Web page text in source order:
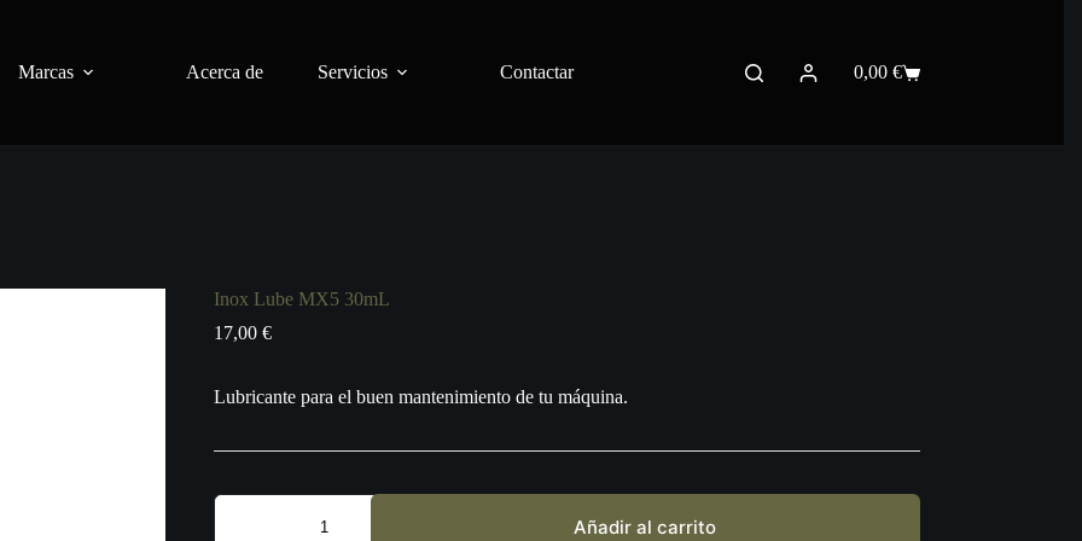
Marcas Acerca de Servicios Contactar
Carro
0,00 €
Inox Lube MX5 30mL
17,00 €
Lubricante para el buen mantenimiento de tu máquina.
Inox
Añadir al carrito